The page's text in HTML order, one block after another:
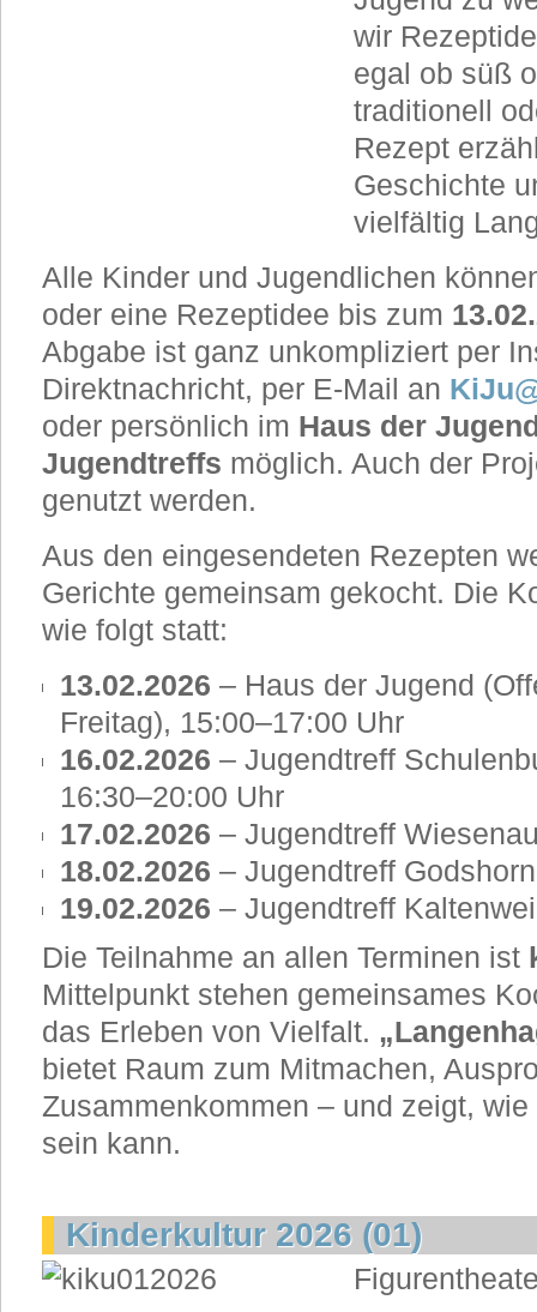
wir
egal ob süß
traditionell
Rezept
Geschichte
vielfältig
Alle Kinder und Jugendlichen
oder eine Rezeptidee bis zum
Abgabe ist ganz unkompliziert per
Direktnachricht, per E-Mail an
oder persönlich im Haus der
Jugendtreffs möglich. Auch der
genutzt werden.
Aus den eingesendeten Rezepten
Gerichte gemeinsam gekocht. Die
wie folgt statt:
13.02.2026 – Haus der Jugend
Freitag), 15:00–17:00 Uhr
16.02.2026 – Jugendtreff
16:30–20:00 Uhr
17.02.2026 – Jugendtreff
18.02.2026 – Jugendtreff
19.02.2026 – Jugendtreff
Die Teilnahme an allen Terminen ist
Mittelpunkt stehen gemeinsames
das Erleben von Vielfalt.
bietet Raum zum Mitmachen,
Zusammenkommen – und zeigt,
sein kann.
Kinderkultur 2026 (01)